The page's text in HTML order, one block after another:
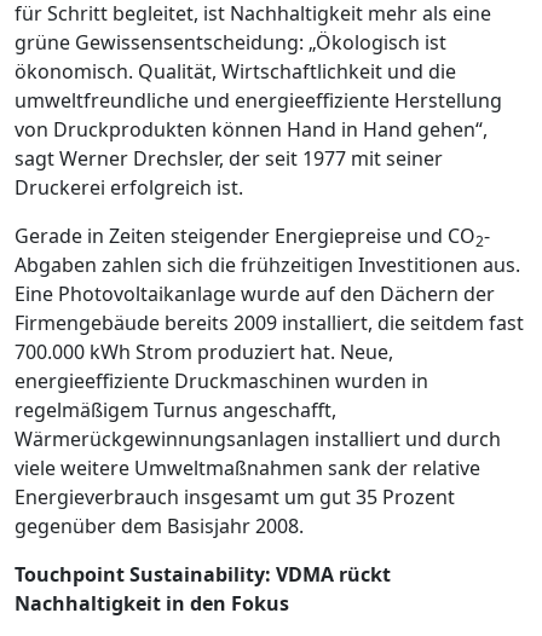
für Schritt begleitet, ist Nachhaltigkeit mehr als eine
grüne Gewissens­ent­scheidung: „Ökologisch ist
ökonomisch. Qualität, Wirtschaftlichkeit und die
umweltfreundliche und energieeffiziente Herstellung
von Druck­produkten können Hand in Hand gehen“,
sagt Werner Drechsler, der seit 1977 mit seiner
Druckerei erfolgreich ist.
Gerade in Zeiten steigender Energiepreise und CO2-
Abgaben zahlen sich die frühzeitigen Investitionen aus.
Eine Photovoltaik­anlage wurde auf den Dächern der
Firmengebäude bereits 2009 installiert, die seitdem fast
700.000 kWh Strom produziert hat. Neue,
energieeffiziente Druckmaschinen wurden in
regelmäßigem Turnus an­geschafft,
Wärmerückgewinnungs­anlagen installiert und durch
viele weitere Umwelt­maßnahmen sank der relative
Energieverbrauch insgesamt um gut 35 Prozent
gegenüber dem Basisjahr 2008.
Touchpoint Sustainability: VDMA rückt
Nachhaltigkeit in den Fokus